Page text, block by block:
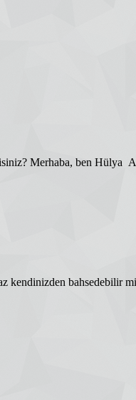
Merhaba, ben
bahsedebilir